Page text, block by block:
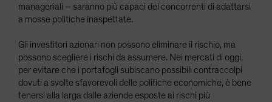
manageriali – saranno più capaci dei concorrenti di adattarsi
a mosse politiche inaspettate.
Gli investitori azionari non possono eliminare il rischio, ma
possono scegliere i rischi da assumere. Nei mercati di oggi,
per evitare che i portafogli subiscano possibili contraccolpi
dovuti a svolte sfavorevoli delle politiche economiche, è bene
tenersi alla larga dalle aziende esposte ai rischi più